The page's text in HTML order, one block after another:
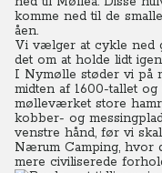
komme ned til de
åen.
Vi vælger at cykle ned
det om at holde lidt
I Nymølle støder vi på
midten af 1600-tallet
mølleværket store
kobber- og
venstre hånd, før vi
Nærum Camping, hvor
mere civiliserede